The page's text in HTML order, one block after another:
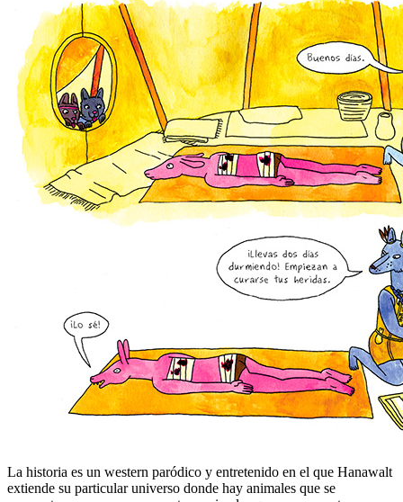
La historia es un western paródico y entretenido en el que Hanawalt
extiende su particular universo donde hay animales que se